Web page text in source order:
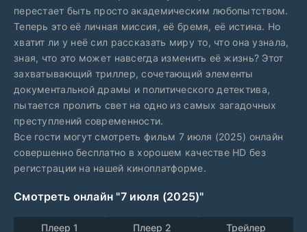
перестает быть просто академическим любопытством.
Теперь это её личная миссия, её бремя, её истина. Но
хватит ли у неё сил рассказать миру то, что она узнала,
зная, что это может навсегда изменить её жизнь? Этот
захватывающий триллер, сочетающий элементы
документальной драмы и политического детектива,
пытается пролить свет на одно из самых загадочных
преступлений современности.
Все гости могут смотреть фильм 7 июля (2025) онлайн
совершенно бесплатно в хорошем качестве HD без
регистрации на нашей киноплатформе.
Смотреть онлайн "7 июля (2025)"
Плеер 1 Плеер 2 Трейлер